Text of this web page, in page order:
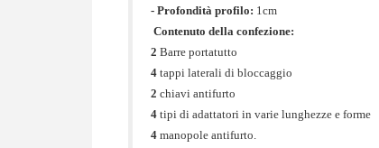
- Profondità profilo: 1cm
Contenuto della confezione:
2 Barre portatutto
4 tappi laterali di bloccaggio
2 chiavi antifurto
4 tipi di adattatori in varie lunghezze e forme
4 manopole antifurto.